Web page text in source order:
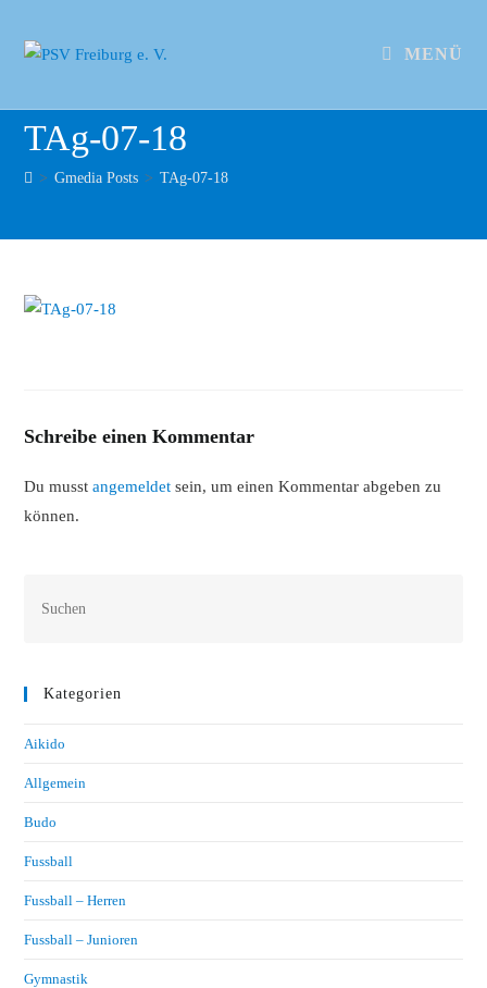
MENÜ
TAg-07-18
> Gmedia Posts > TAg-07-18
Schreibe einen Kommentar
Du musstangemeldet sein, um einen Kommentar abgeben zu
können.
Kategorien
Aikido
Allgemein
Budo
Fussball
Fussball – Herren
Fussball – Junioren
Gymnastik